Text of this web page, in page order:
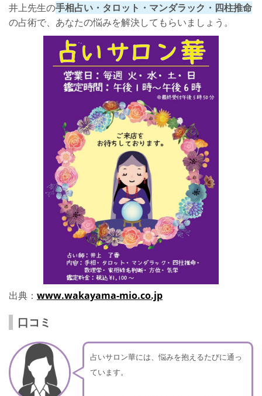
井上先生の手相占い・タロット・マンダラック・四柱推命
の占術で、あなたの悩みを解決してもらいましょう。
出典： www.wakayama-mio.co.jp
口コミ
占いサロン華には、悩みを抱えるたびに通っ
ています。